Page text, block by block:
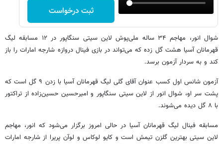
ثبت درخواست
شوال انور، مهاجم ۳۴ ساله ملی‌پوش لاین سیتی سنگاپور در ۱۲ مسابقه لیگ
قهرمانان آسیا هشت گل زده که می‌تواند در بازی فینال دروازه شارجه امارات را باز
کند و به سردار آزمون برسد.
آزمون شانس اول کسب عنوان آقای گلی لیگ قهرمانان آسیا با زدن ۹ گل است که
پشت سر او، شوال انور از لاین سیتی سنگاپور و امیرحسین حسین‌زاده از تراکتور
با ۸ گل دیده می‌شوند.
مسابقه فینال لیگ قهرمانان آسیا در حالی امروز برگزار می‌شود که انور، مهاجم
لاین سیتی بهترین گلزن تیمش است و کایو لوکاس و لوآن پریرا از شارجه امارات